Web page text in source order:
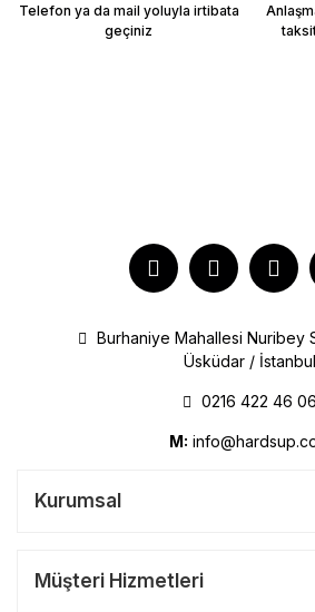
Telefon ya da mail yoluyla irtibata
geçiniz
Burhaniye Mahallesi Nuribey
Üsküdar / İstanbul
0216 422 46 06
M:
Kurumsal
Müşteri Hizmetleri